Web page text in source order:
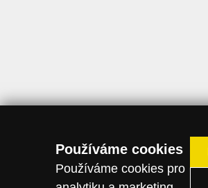
Používáme cookies
Používáme cookies pro